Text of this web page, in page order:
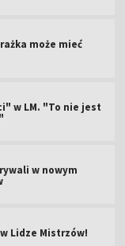
może mieć
w LM. "To nie jest
w nowym
Lidze Mistrzów!